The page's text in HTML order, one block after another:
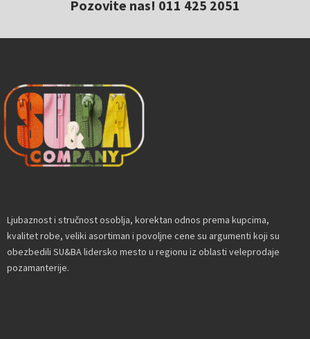
Pozovite nas! 011 425 2051
Ljubaznost i stručnost osoblja, korektan odnos prema kupcima,
kvalitet robe, veliki asortiman i povoljne cene su argumenti koji su
obezbedili SU&BA lidersko mesto u regionu iz oblasti veleprodaje
pozamanterije.